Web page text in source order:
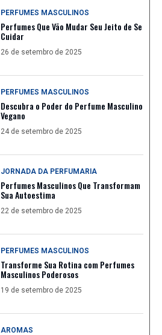
PERFUMES MASCULINOS
Perfumes Que Vão Mudar Seu Jeito de Se
Cuidar
26 de setembro de 2025
PERFUMES MASCULINOS
Descubra o Poder do Perfume Masculino
Vegano
24 de setembro de 2025
JORNADA DA PERFUMARIA
Perfumes Masculinos Que Transformam
Sua Autoestima
22 de setembro de 2025
PERFUMES MASCULINOS
Transforme Sua Rotina com Perfumes
Masculinos Poderosos
19 de setembro de 2025
AROMAS